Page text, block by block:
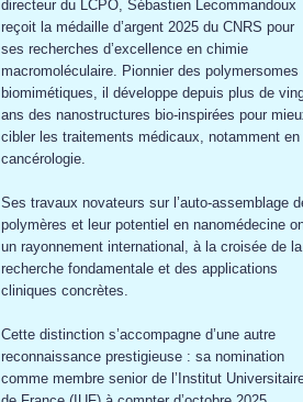
directeur du LCPO, Sébastien Lecommandoux
reçoit la médaille d’argent 2025 du CNRS pour
ses recherches d’excellence en chimie
macromoléculaire. Pionnier des polymersomes
biomimétiques, il développe depuis plus de
ans des nanostructures bio-inspirées pour
cibler les traitements médicaux, notamment en
cancérologie.
Ses travaux novateurs sur l’auto-assemblage
polymères et leur potentiel en nanomédecine
un rayonnement international, à la croisée de la
recherche fondamentale et des applications
cliniques concrètes.
Cette distinction s’accompagne d’une autre
reconnaissance prestigieuse : sa nomination
comme membre senior de l’Institut